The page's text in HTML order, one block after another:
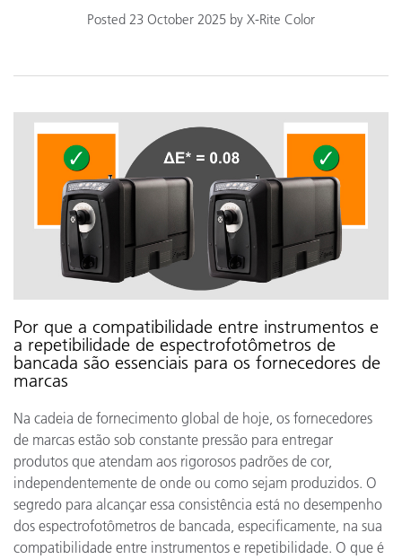
Posted 23 October 2025 by X-Rite Color
Por que a compatibilidade entre instrumentos e
a repetibilidade de espectrofotômetros de
bancada são essenciais para os fornecedores de
marcas
Na cadeia de fornecimento global de hoje, os fornecedores
de marcas estão sob constante pressão para entregar
produtos que atendam aos rigorosos padrões de cor,
independentemente de onde ou como sejam produzidos. O
segredo para alcançar essa consistência está no desempenho
dos espectrofotômetros de bancada, especificamente, na sua
compatibilidade entre instrumentos e repetibilidade. O que é